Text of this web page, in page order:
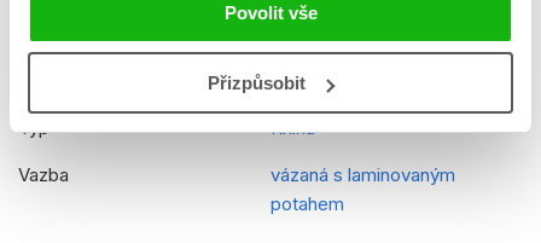
Povolit vše
Přizpůsobit
5
Typ Kniha
Vazba
vázaná s laminovaným
potahem